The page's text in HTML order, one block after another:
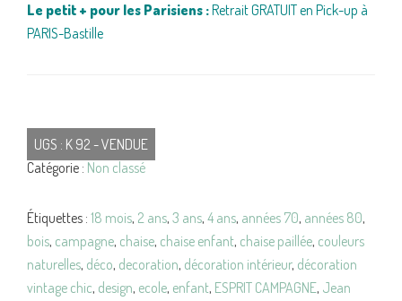
Le petit + pour les Parisiens :Retrait GRATUIT en Pick-up à
PARIS-Bastille
UGS : K 92 - VENDUE
Catégorie : Non classé
Étiquettes : 18 mois, 2 ans, 3 ans, 4 ans, années 70, années 80,
bois, campagne, chaise, chaise enfant, chaise paillée, couleurs
naturelles, déco, decoration, décoration intérieur, décoration
vintage chic, design, ecole, enfant, ESPRIT CAMPAGNE, Jean